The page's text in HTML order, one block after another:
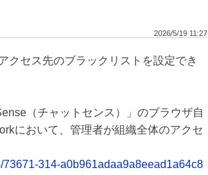
2026/5/19 11:27
クセス先のブラックリストを設定でき
（チャットセンス）」のブラウザ自
において、管理者が組織全体のアクセ
73671-314-a0b961adaa9a8eead1a64c8